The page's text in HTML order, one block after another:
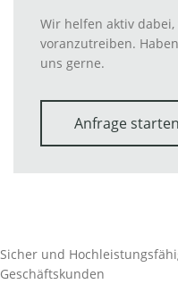
Wir helfen aktiv dabei,
voranzutreiben.
uns gerne.
Anfrage starten
Sicher und
Geschäftskunden